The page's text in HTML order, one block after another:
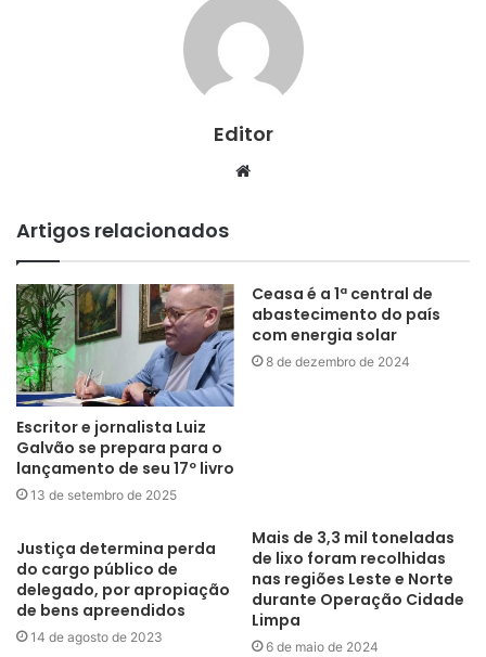
Editor
Website
Artigos relacionados
Escritor e jornalista Luiz
Galvão se prepara para o
lançamento de seu 17º livro
13 de setembro de 2025
Ceasa é a 1ª central de
abastecimento do país
com energia solar
8 de dezembro de 2024
Justiça determina perda
do cargo público de
delegado, por apropiação
de bens apreendidos
14 de agosto de 2023
Mais de 3,3 mil toneladas
de lixo foram recolhidas
nas regiões Leste e Norte
durante Operação Cidade
Limpa
6 de maio de 2024